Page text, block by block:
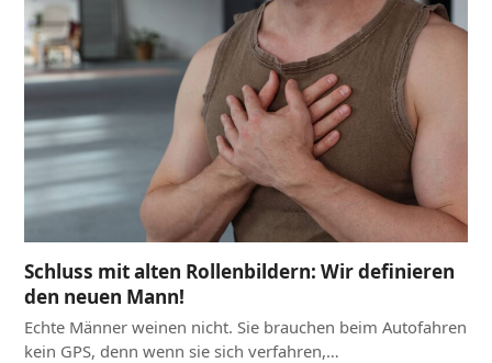
Schluss mit alten Rollenbildern: Wir definieren
den neuen Mann!
Echte Männer weinen nicht. Sie brauchen beim Autofahren
kein GPS, denn wenn sie sich verfahren,…